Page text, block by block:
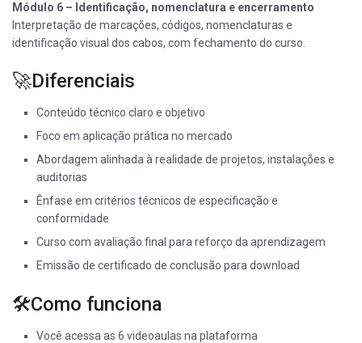
Módulo 6 – Identificação, nomenclatura e encerramento
Interpretação de marcações, códigos, nomenclaturas e
identificação visual dos cabos, com fechamento do curso.
🚀Diferenciais
Conteúdo técnico claro e objetivo
Foco em aplicação prática no mercado
Abordagem alinhada à realidade de projetos, instalações e
auditorias
Ênfase em critérios técnicos de especificação e
conformidade
Curso com avaliação final para reforço da aprendizagem
Emissão de certificado de conclusão para download
🛠️Como funciona
Você acessa as 6 videoaulas na plataforma